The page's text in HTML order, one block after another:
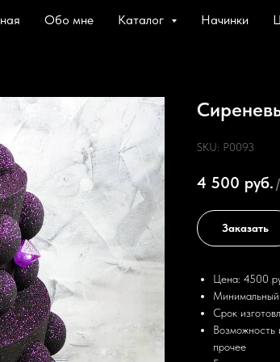
Обо мне Каталог Начинки
SKU: P0093
4 500 руб. /
Заказать
Цена: 4500
Минимальный
Срок
Возможность
прочее